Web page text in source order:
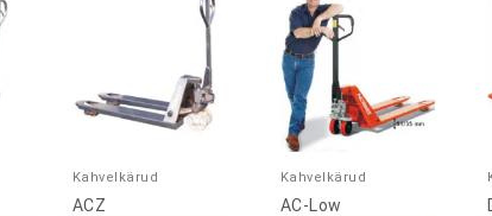
Kahvelkärud
ACZ
Kahvelkärud
AC-Low